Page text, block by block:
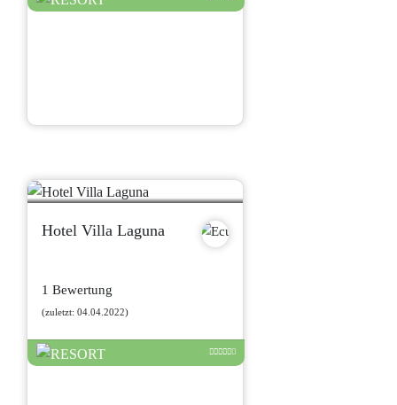
Hotel Villa Laguna
1 Bewertung
(zuletzt: 04.04.2022)